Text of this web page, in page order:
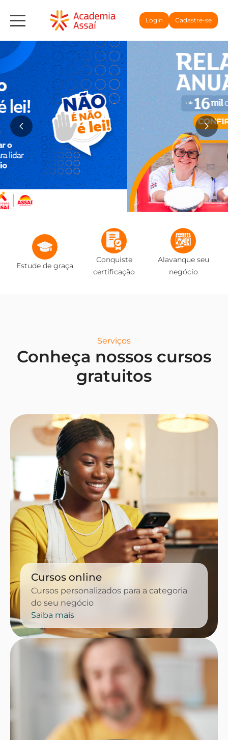
Login Cadastre-se
Estude de graça
Conquiste
certificação
Alavanque seu
negócio
Serviços
Conheça nossos cursos
gratuitos
Cursos online
Cursos personalizados para a categoria
do seu negócio
Saiba mais